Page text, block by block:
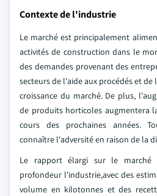
Contexte de l'industrie
Le marché est principalement
activités de construction dans le
des demandes provenant des
secteurs de l'aide aux procédés et
croissance du marché. De plus,
de produits horticoles augmentera
cours des prochaines années.
connaître l'adversité en raison de la
Le rapport élargi sur le
profondeur l'industrie,avec des
volume en kilotonnes et des